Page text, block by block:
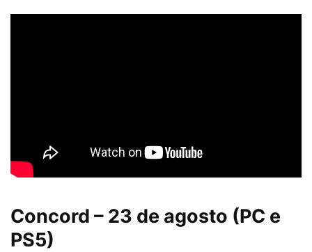
Concord – 23 de agosto (PC e
PS5)